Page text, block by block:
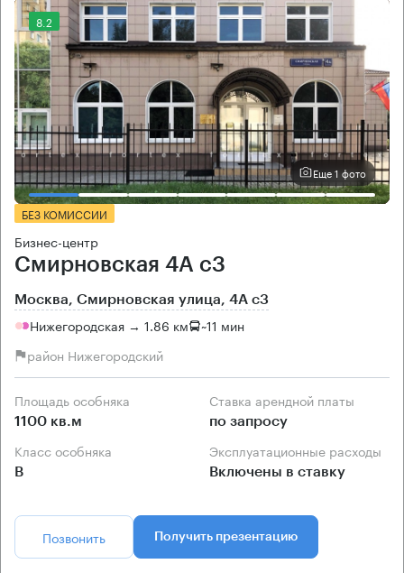
8.2
Еще 1 фото
БЕЗ КОМИССИИ
Бизнес-центр
Смирновская 4А с3
Москва, Смирновская улица, 4А с3
Нижегородская → 1.86 км ~11 мин
район Нижегородский
Площадь особняка
1100 кв.м
Ставка арендной платы
по запросу
Класс особняка
B
Эксплуатационные расходы
Включены в ставку
Позвонить Получить презентацию